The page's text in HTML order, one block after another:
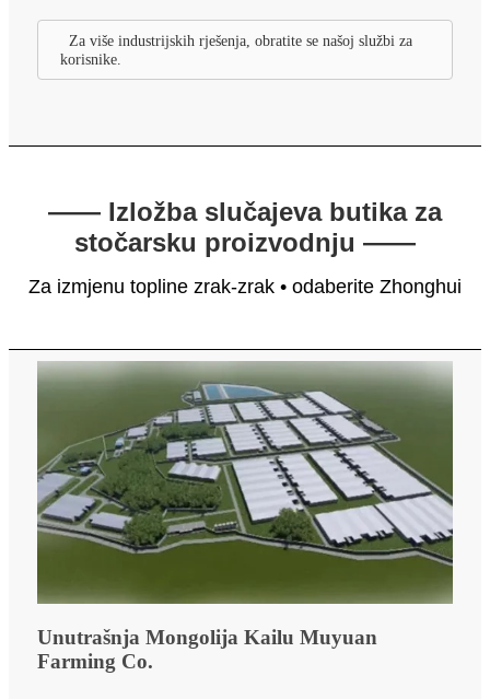
Za više industrijskih rješenja, obratite se našoj službi za
korisnike.
—— Izložba slučajeva butika za
stočarsku proizvodnju ——
Za izmjenu topline zrak-zrak • odaberite Zhonghui
Unutrašnja Mongolija Kailu Muyuan
Farming Co.